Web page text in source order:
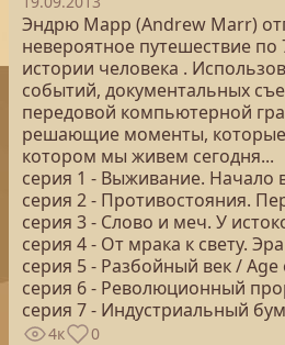
Эндрю Марр (Andrew Marr)
невероятное путешествие по
истории человека .
событий, документальных
передовой компьютерной
решающие моменты,
котором мы живем сегодня...
серия 1 - Выживание. Начало
серия 2 - Противостояния.
серия 3 - Слово и меч. У
серия 4 - От мрака к свету.
серия 5 - Разбойный век /
серия 6 - Революционный
серия 7 - Индустриальный
4к 0